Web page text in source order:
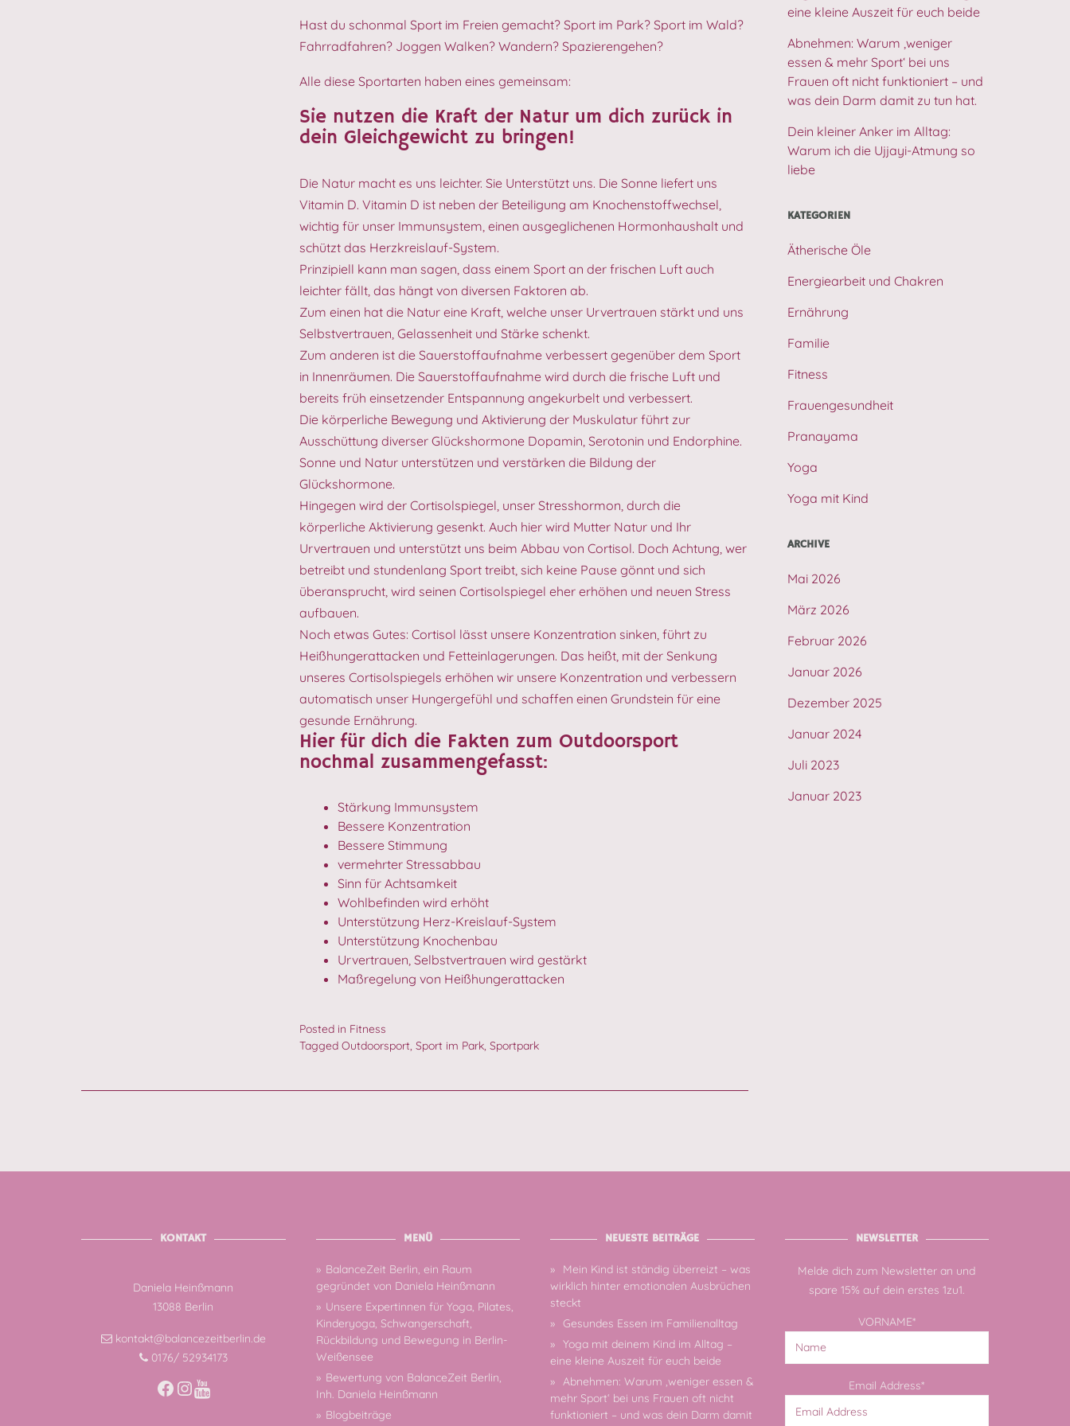
Hast du schonmal Sport im Freien gemacht? Sport im Park? Sport im Wald?
Fahrradfahren? Joggen Walken? Wandern? Spazierengehen?
Alle diese Sportarten haben eines gemeinsam:
Sie nutzen die Kraft der Natur um dich zurück in
dein Gleichgewicht zu bringen!
Die Natur macht es uns leichter. Sie Unterstützt uns. Die Sonne liefert uns
Vitamin D. Vitamin D ist neben der Beteiligung am Knochenstoffwechsel,
wichtig für unser Immunsystem, einen ausgeglichenen Hormonhaushalt und
schützt das Herzkreislauf-System.
Prinzipiell kann man sagen, dass einem Sport an der frischen Luft auch
leichter fällt, das hängt von diversen Faktoren ab.
Zum einen hat die Natur eine Kraft, welche unser Urvertrauen stärkt und uns
Selbstvertrauen, Gelassenheit und Stärke schenkt.
Zum anderen ist die Sauerstoffaufnahme verbessert gegenüber dem Sport
in Innenräumen. Die Sauerstoffaufnahme wird durch die frische Luft und
bereits früh einsetzender Entspannung angekurbelt und verbessert.
Die körperliche Bewegung und Aktivierung der Muskulatur führt zur
Ausschüttung diverser Glückshormone Dopamin, Serotonin und Endorphine.
Sonne und Natur unterstützen und verstärken die Bildung der
Glückshormone.
Hingegen wird der Cortisolspiegel, unser Stresshormon, durch die
körperliche Aktivierung gesenkt. Auch hier wird Mutter Natur und Ihr
Urvertrauen und unterstützt uns beim Abbau von Cortisol. Doch Achtung, wer
betreibt und stundenlang Sport treibt, sich keine Pause gönnt und sich
überansprucht, wird seinen Cortisolspiegel eher erhöhen und neuen Stress
aufbauen.
Noch etwas Gutes: Cortisol lässt unsere Konzentration sinken, führt zu
Heißhungerattacken und Fetteinlagerungen. Das heißt, mit der Senkung
unseres Cortisolspiegels erhöhen wir unsere Konzentration und verbessern
automatisch unser Hungergefühl und schaffen einen Grundstein für eine
gesunde Ernährung.
Hier für dich die Fakten zum Outdoorsport
nochmal zusammengefasst:
Stärkung Immunsystem
Bessere Konzentration
Bessere Stimmung
vermehrter Stressabbau
Sinn für Achtsamkeit
Wohlbefinden wird erhöht
Unterstützung Herz-Kreislauf-System
Unterstützung Knochenbau
Urvertrauen, Selbstvertrauen wird gestärkt
Maßregelung von Heißhungerattacken
Posted in Fitness
Tagged Outdoorsport, Sport im Park, Sportpark
eine kleine Auszeit für euch beide
Abnehmen: Warum ‚weniger
essen & mehr Sport‘ bei uns
Frauen oft nicht funktioniert – und
was dein Darm damit zu tun hat.
Dein kleiner Anker im Alltag:
Warum ich die Ujjayi-Atmung so
liebe
KATEGORIEN
Ätherische Öle
Energiearbeit und Chakren
Ernährung
Familie
Fitness
Frauengesundheit
Pranayama
Yoga
Yoga mit Kind
ARCHIVE
Mai 2026
März 2026
Februar 2026
Januar 2026
Dezember 2025
Januar 2024
Juli 2023
Januar 2023
KONTAKT
Daniela Heinßmann
13088 Berlin
kontakt@balancezeitberlin.de
0176/ 52934173
Facebook
Instagram
MENÜ
BalanceZeit Berlin, ein Raum
gegründet von Daniela Heinßmann
Unsere Expertinnen für Yoga, Pilates,
Kinderyoga, Schwangerschaft,
Rückbildung und Bewegung in Berlin-
Weißensee
Bewertung von BalanceZeit Berlin,
Inh. Daniela Heinßmann
Blogbeiträge
NEUESTE BEITRÄGE
Mein Kind ist ständig überreizt – was
wirklich hinter emotionalen Ausbrüchen
steckt
Gesundes Essen im Familienalltag
Yoga mit deinem Kind im Alltag –
eine kleine Auszeit für euch beide
Abnehmen: Warum ‚weniger essen &
mehr Sport‘ bei uns Frauen oft nicht
funktioniert – und was dein Darm damit
NEWSLETTER
Melde dich zum Newsletter an und
spare 15% auf dein erstes 1zu1.
VORNAME*
Email Address*